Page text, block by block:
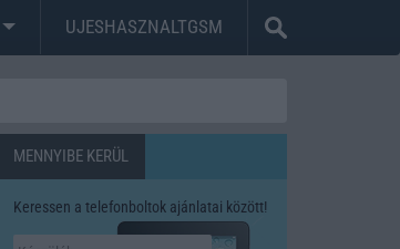
UJESHASZNALTGSM
MENNYIBE KERÜL
Keressen a telefonboltok ajánlatai között!